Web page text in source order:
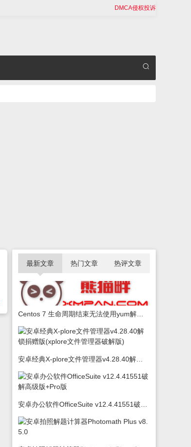
DMCA侵权投诉
最新文章 热门文章 热评文章